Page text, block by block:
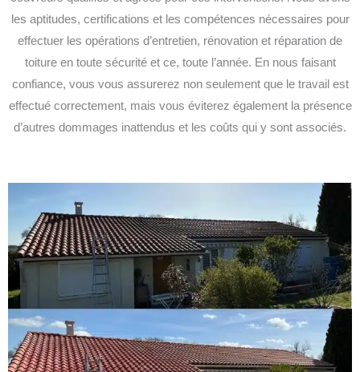
les aptitudes, certifications et les compétences nécessaires pour
effectuer les opérations d’entretien, rénovation et réparation de
toiture en toute sécurité et ce, toute l’année. En nous faisant
confiance, vous vous assurerez non seulement que le travail est
effectué correctement, mais vous éviterez également la présence
d’autres dommages inattendus et les coûts qui y sont associés.